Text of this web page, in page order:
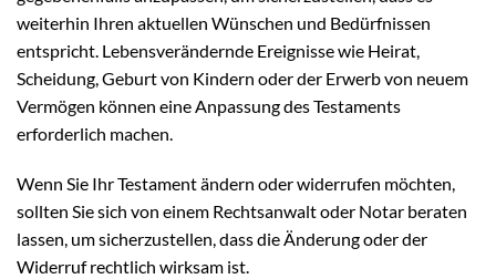
weiterhin Ihren aktuellen Wünschen und Bedürfnissen
entspricht. Lebensverändernde Ereignisse wie Heirat,
Scheidung, Geburt von Kindern oder der Erwerb von neuem
Vermögen können eine Anpassung des Testaments
erforderlich machen.
Wenn Sie Ihr Testament ändern oder widerrufen möchten,
sollten Sie sich von einem Rechtsanwalt oder Notar beraten
lassen, um sicherzustellen, dass die Änderung oder der
Widerruf rechtlich wirksam ist.